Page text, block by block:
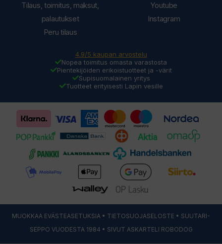
Tilaus, toimitus, maksut,
palautukset
Peru tilaus
Youtube
Instagram
4.9/5 kaupan arvostelu
Nopea toimitus omasta varastosta
Pientekijöiden erikoistuotteet ja -värit
Supisuomalainen yritys
Tuotteet erityisesti Lapin vesille
MUOKKAA EVÄSTEASETUKSIA • TIETOSUOJASELOSTE • SUUTARI-
SEPPO VUODESTA 1984 • SIVUT ASKARTELI ROBODOG